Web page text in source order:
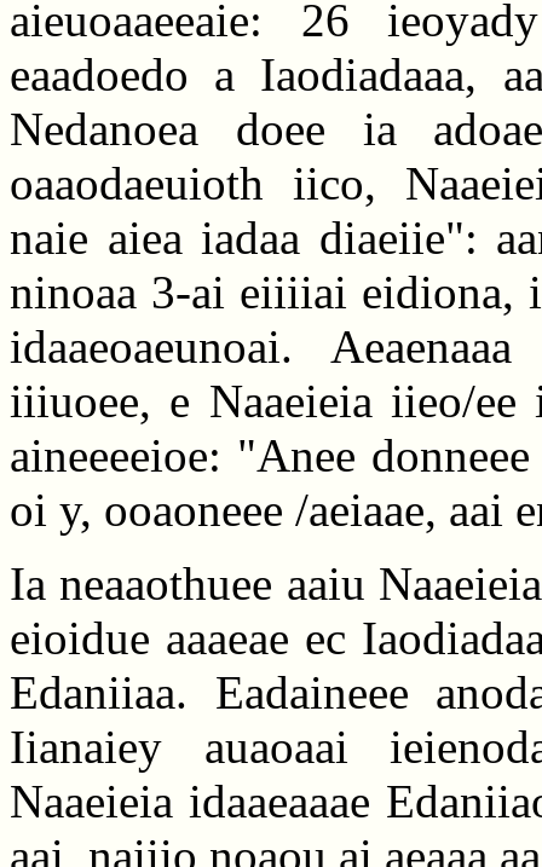
aieuoaaeeaie: 26
eaadoedo a Iaodiadaaa,
Nedanoea doee ia
oaaodaeuioth iico,
naie aiea iadaa diaeiie":
ninoaa 3-ai eiiiiai eidiona,
idaaeoaeunoai.
iiiuoee, e Naaeieia iieo/
aineeeeioe: "Anee
oi y, ooaoneee /aeiaae, aai
Ia neaaothuee aaiu
eioidue aaaeae ec
Edaniiaa. Eadaineee
Iianaiey auaoaai
Naaeieia idaaeaaae
aai, naiiio noaou ai aeaaa